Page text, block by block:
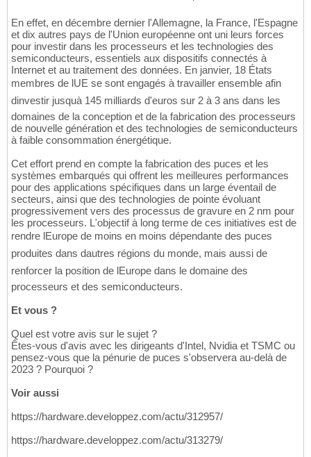
En effet, en décembre dernier l'Allemagne, la France, l'Espagne
et dix autres pays de l'Union européenne ont uni leurs forces
pour investir dans les processeurs et les technologies des
semiconducteurs, essentiels aux dispositifs connectés à
Internet et au traitement des données. En janvier, 18 États
membres de lUE se sont engagés à travailler ensemble afin
dinvestir jusquà 145 milliards d'euros sur 2 à 3 ans dans les
domaines de la conception et de la fabrication des processeurs
de nouvelle génération et des technologies de semiconducteurs
à faible consommation énergétique.
Cet effort prend en compte la fabrication des puces et les
systèmes embarqués qui offrent les meilleures performances
pour des applications spécifiques dans un large éventail de
secteurs, ainsi que des technologies de pointe évoluant
progressivement vers des processus de gravure en 2 nm pour
les processeurs. L'objectif à long terme de ces initiatives est de
rendre lEurope de moins en moins dépendante des puces
produites dans dautres régions du monde, mais aussi de
renforcer la position de lEurope dans le domaine des
processeurs et des semiconducteurs.
Et vous ?
Quel est votre avis sur le sujet ?
Êtes-vous d'avis avec les dirigeants d'Intel, Nvidia et TSMC ou
pensez-vous que la pénurie de puces s'observera au-delà de
2023 ? Pourquoi ?
Voir aussi
https://hardware.developpez.com/actu/312957/
https://hardware.developpez.com/actu/313279/